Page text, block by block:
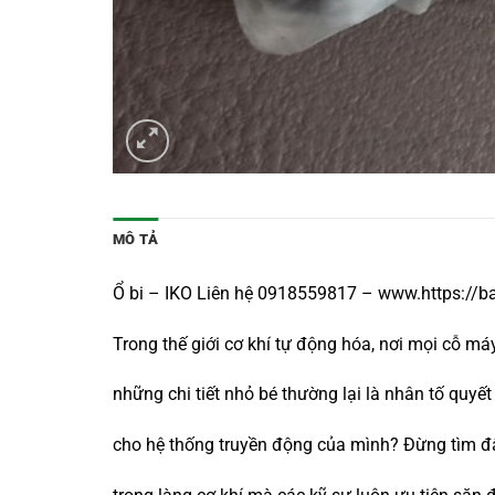
MÔ TẢ
Ổ bi – IKO Liên hệ 0918559817 – www.https://
Trong thế giới cơ khí tự động hóa, nơi mọi cỗ
những chi tiết nhỏ bé thường lại là nhân tố
cho hệ thống truyền động của mình? Đừng tìm